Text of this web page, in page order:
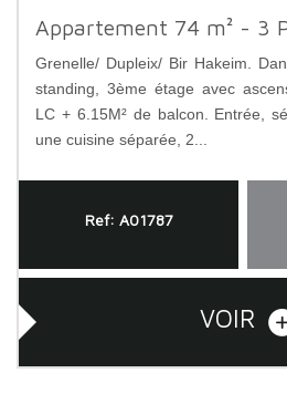
Appartement 74 m² - 3
Grenelle/ Dupleix/ Bir Hakeim.
standing, 3ème étage avec
LC + 6.15M² de balcon. Entrée,
une cuisine séparée, 2...
Ref: A01787
VOIR